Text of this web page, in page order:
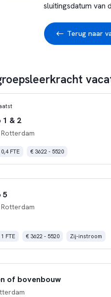
sluitingsdatum van
Terug naar
& 2
FTE € 3622 - 5520
5
FTE € 3622 - 5520 Zij-instroom
of bovenbouw